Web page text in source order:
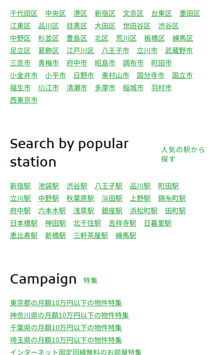
千代田区 中央区 港区 新宿区 文京区 台東区
墨田区
江東区
品川区 目黒区 大田区 世田谷区
渋谷区
中野区
杉並区 豊島区 北区 荒川区 板橋区
練馬区
足立区
葛飾区 江戸川区 八王子市 立川市
武蔵野市
三鷹市
青梅市 府中市 昭島市 調布市
町田市
小金井市
小平市 日野市 東村山市 国分寺市
国立市
福生市
狛江市 清瀬市 多摩市 稲城市
羽村市
西東京市
Search by popular
station
人気の駅から
探す
新宿駅 池袋駅 渋谷駅 八王子駅 品川駅
町田駅
立川駅
中野駅 秋葉原駅 蒲田駅 上野駅
錦糸町駅
府中駅
六本木駅 浅草駅 銀座駅 浜松町駅
田町駅
日本橋駅
神田駅 北千住駅 吉祥寺駅
日暮里駅
恵比寿駅
新橋駅 三軒茶屋駅 練馬駅
Campaign 特集
東京都の月額10万円以下の物件特集
神奈川県の月額10万円以下の物件特集
千葉県の月額10万円以下の物件特集
埼玉県の月額10万円以下の物件特集
インターネット固定回線無料のお部屋特集